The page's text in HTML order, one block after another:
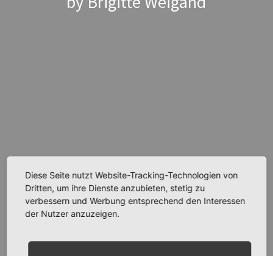
by Brigitte Weigand
Diese Seite nutzt Website-Tracking-Technologien von
Dritten, um ihre Dienste anzubieten, stetig zu
verbessern und Werbung entsprechend den Interessen
der Nutzer anzuzeigen.